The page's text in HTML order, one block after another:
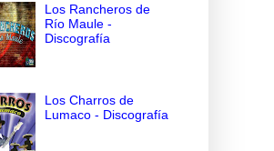
Los Rancheros de
Río Maule -
Discografía
Los Charros de
Lumaco - Discografía